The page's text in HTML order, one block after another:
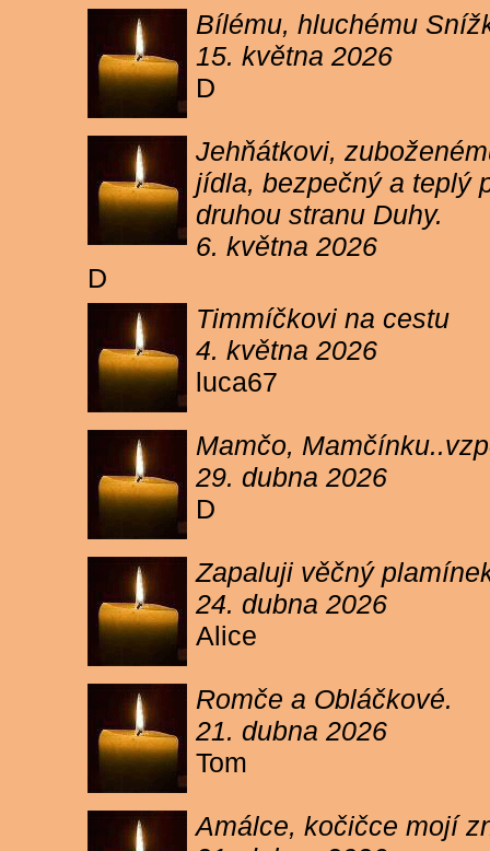
Bílému, hluchému
15. května 2026
D
Jehňátkovi,
jídla, bezpečný a teplý
druhou stranu Duhy.
6. května 2026
D
Timmíčkovi na cestu
4. května 2026
luca67
Mamčo,
29. dubna 2026
D
Zapaluji věčný
24. dubna 2026
Alice
Romče a Obláčkové.
21. dubna 2026
Tom
Amálce, kočičce mojí